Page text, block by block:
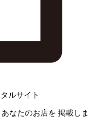
ルサイト
あなたのお店を 掲載しま